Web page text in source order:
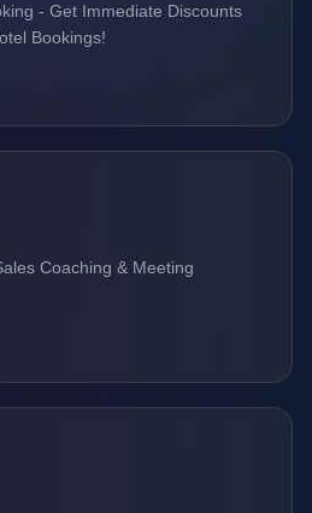
- Get Immediate Discounts
Bookings!
Coaching & Meeting